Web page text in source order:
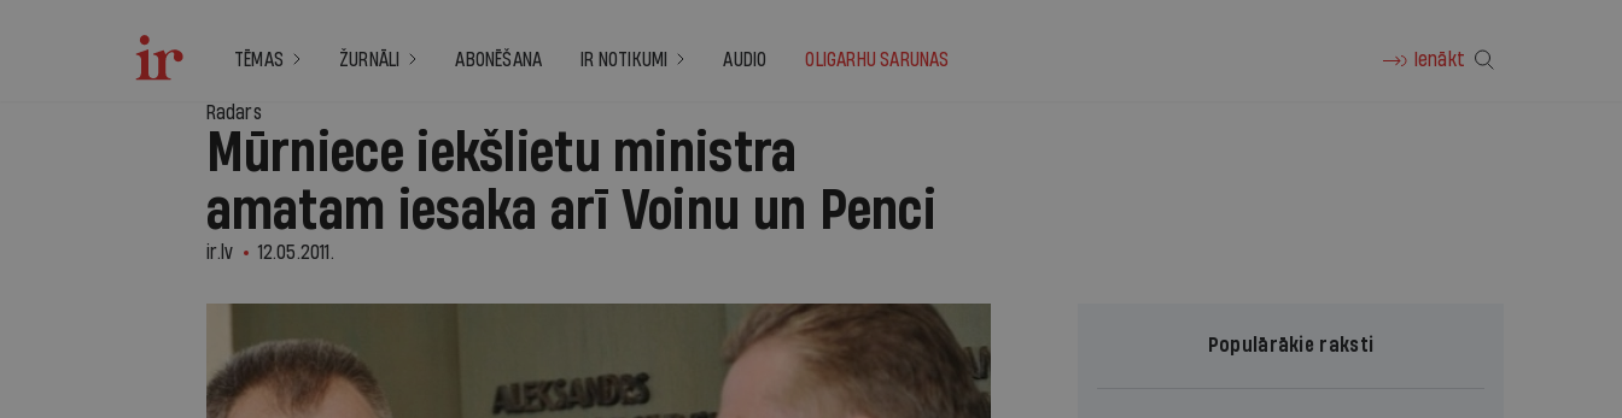
TĒMAS ŽURNĀLI ABONĒŠANA IR NOTIKUMI AUDIO OLIGARHU SARUNAS Ienākt
Radars
Mūrniece iekšlietu ministra
amatam iesaka arī Voinu un Penci
ir.lv 12.05.2011.
Populārākie raksti